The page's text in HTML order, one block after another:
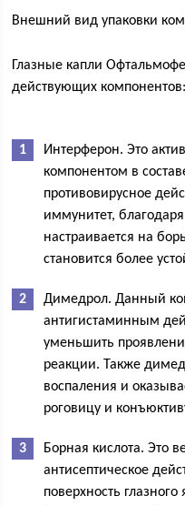
Внешний вид упаковки
Глазные капли
действующих компонентов:
Интерферон. Это
компонентом в
противовирусное
иммунитет,
настраивается на
становится более
Димедрол. Данный
антигистаминным
уменьшить
реакции. Также
воспаления и
роговицу и
Борная кислота. Это
антисептическое
поверхность